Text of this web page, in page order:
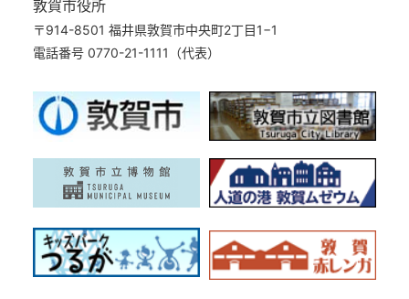
敦賀市役所
〒914-8501 福井県敦賀市中央町2丁目1−1
電話番号 0770-21-1111（代表）